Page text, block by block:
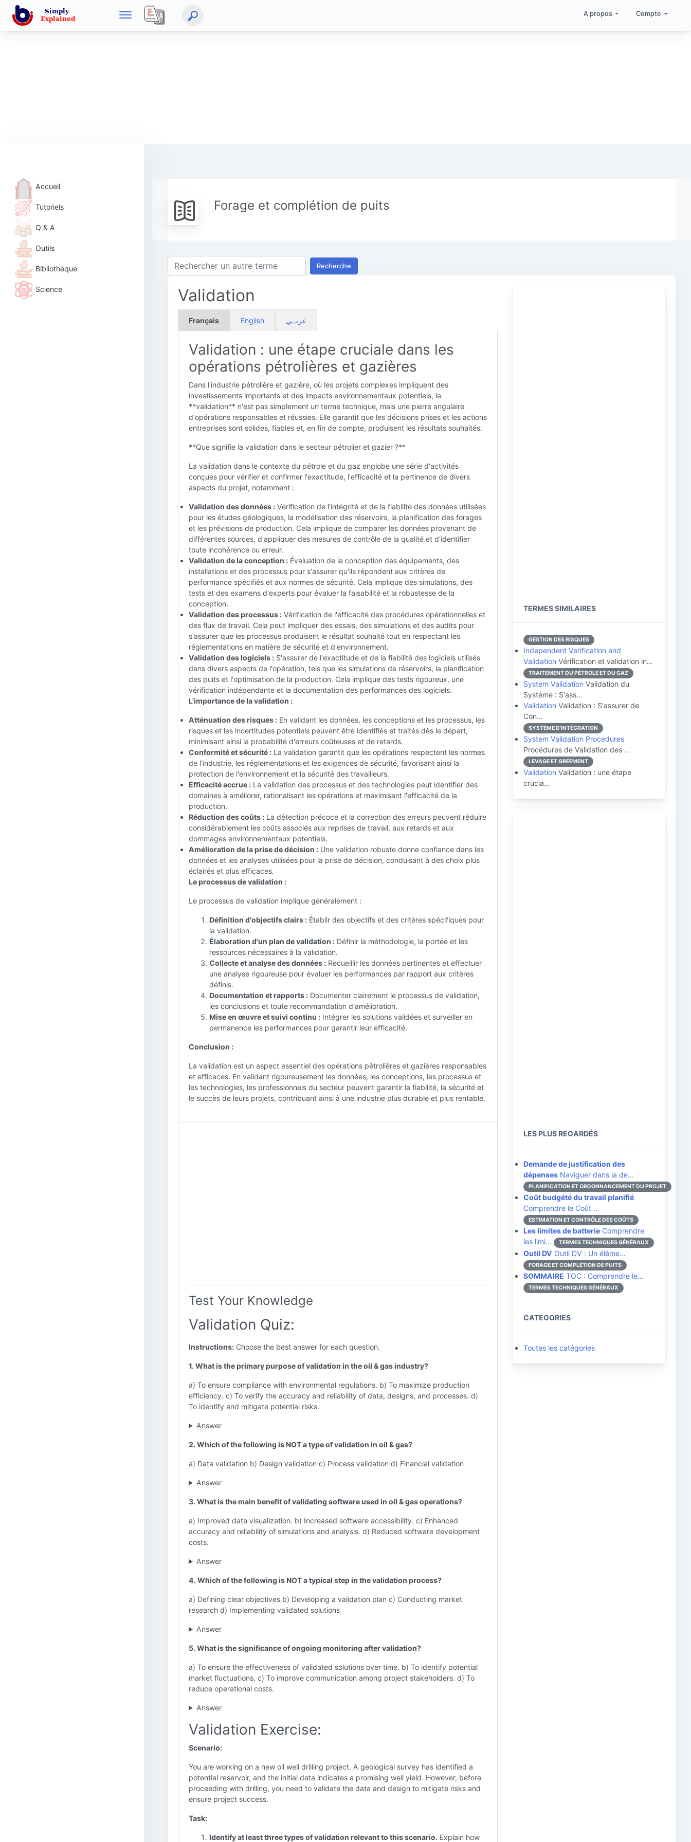
A propos Compte
Accueil
Tutoriels
Q & A
Outils
Bibliothèque
Science
Forage et complétion de puits
Recherche
Validation
Français English عربــي
Validation : une étape cruciale dans les
opérations pétrolières et gazières
Dans l'industrie pétrolière et gazière, où les projets complexes impliquent des
investissements importants et des impacts environnementaux potentiels, la
**validation** n'est pas simplement un terme technique, mais une pierre angulaire
d'opérations responsables et réussies. Elle garantit que les décisions prises et les actions
entreprises sont solides, fiables et, en fin de compte, produisent les résultats souhaités.
**Que signifie la validation dans le secteur pétrolier et gazier ?**
La validation dans le contexte du pétrole et du gaz englobe une série d'activités
conçues pour vérifier et confirmer l'exactitude, l'efficacité et la pertinence de divers
aspects du projet, notamment :
Validation des données : Vérification de l'intégrité et de la fiabilité des données utilisées
pour les études géologiques, la modélisation des réservoirs, la planification des forages
et les prévisions de production. Cela implique de comparer les données provenant de
différentes sources, d'appliquer des mesures de contrôle de la qualité et d'identifier
toute incohérence ou erreur.
Validation de la conception : Évaluation de la conception des équipements, des
installations et des processus pour s'assurer qu'ils répondent aux critères de
performance spécifiés et aux normes de sécurité. Cela implique des simulations, des
tests et des examens d'experts pour évaluer la faisabilité et la robustesse de la
conception.
Validation des processus : Vérification de l'efficacité des procédures opérationnelles et
des flux de travail. Cela peut impliquer des essais, des simulations et des audits pour
s'assurer que les processus produisent le résultat souhaité tout en respectant les
réglementations en matière de sécurité et d'environnement.
Validation des logiciels : S'assurer de l'exactitude et de la fiabilité des logiciels utilisés
dans divers aspects de l'opération, tels que les simulations de réservoirs, la planification
des puits et l'optimisation de la production. Cela implique des tests rigoureux, une
vérification indépendante et la documentation des performances des logiciels.
L'importance de la validation :
Atténuation des risques : En validant les données, les conceptions et les processus, les
risques et les incertitudes potentiels peuvent être identifiés et traités dès le départ,
minimisant ainsi la probabilité d'erreurs coûteuses et de retards.
Conformité et sécurité : La validation garantit que les opérations respectent les normes
de l'industrie, les réglementations et les exigences de sécurité, favorisant ainsi la
protection de l'environnement et la sécurité des travailleurs.
Efficacité accrue : La validation des processus et des technologies peut identifier des
domaines à améliorer, rationalisant les opérations et maximisant l'efficacité de la
production.
Réduction des coûts : La détection précoce et la correction des erreurs peuvent réduire
considérablement les coûts associés aux reprises de travail, aux retards et aux
dommages environnementaux potentiels.
Amélioration de la prise de décision : Une validation robuste donne confiance dans les
données et les analyses utilisées pour la prise de décision, conduisant à des choix plus
éclairés et plus efficaces.
Le processus de validation :
Le processus de validation implique généralement :
Définition d'objectifs clairs : Établir des objectifs et des critères spécifiques pour
la validation.
Élaboration d'un plan de validation : Définir la méthodologie, la portée et les
ressources nécessaires à la validation.
Collecte et analyse des données : Recueillir les données pertinentes et effectuer
une analyse rigoureuse pour évaluer les performances par rapport aux critères
définis.
Documentation et rapports : Documenter clairement le processus de validation,
les conclusions et toute recommandation d'amélioration.
Mise en œuvre et suivi continu : Intégrer les solutions validées et surveiller en
permanence les performances pour garantir leur efficacité.
Conclusion :
La validation est un aspect essentiel des opérations pétrolières et gazières responsables
et efficaces. En validant rigoureusement les données, les conceptions, les processus et
les technologies, les professionnels du secteur peuvent garantir la fiabilité, la sécurité et
le succès de leurs projets, contribuant ainsi à une industrie plus durable et plus rentable.
Test Your Knowledge
Validation Quiz:
Instructions: Choose the best answer for each question.
1. What is the primary purpose of validation in the oil & gas industry?
a) To ensure compliance with environmental regulations. b) To maximize production
efficiency. c) To verify the accuracy and reliability of data, designs, and processes. d)
To identify and mitigate potential risks.
Answer
2. Which of the following is NOT a type of validation in oil & gas?
a) Data validation b) Design validation c) Process validation d) Financial validation
Answer
3. What is the main benefit of validating software used in oil & gas operations?
a) Improved data visualization. b) Increased software accessibility. c) Enhanced
accuracy and reliability of simulations and analysis. d) Reduced software development
costs.
Answer
4. Which of the following is NOT a typical step in the validation process?
a) Defining clear objectives b) Developing a validation plan c) Conducting market
research d) Implementing validated solutions
Answer
5. What is the significance of ongoing monitoring after validation?
a) To ensure the effectiveness of validated solutions over time. b) To identify potential
market fluctuations. c) To improve communication among project stakeholders. d) To
reduce operational costs.
Answer
Validation Exercise:
Scenario:
You are working on a new oil well drilling project. A geological survey has identified a
potential reservoir, and the initial data indicates a promising well yield. However, before
proceeding with drilling, you need to validate the data and design to mitigate risks and
ensure project success.
Task:
Identify at least three types of validation relevant to this scenario. Explain how
TERMES SIMILAIRES
GESTION DES RISQUES
Independent Verification and
Validation Vérification et validation in…
TRAITEMENT DU PÉTROLE ET DU GAZ
System Validation Validation du
Système : S'ass…
Validation Validation : S'assurer de
Con…
SYSTEME D'INTÉGRATION
System Validation Procedures
Procédures de Validation des …
LEVAGE ET GRÉEMENT
Validation Validation : une étape
crucia…
LES PLUS REGARDÉS
Demande de justification des
dépenses Naviguer dans la de…
PLANIFICATION ET ORDONNANCEMENT DU PROJET
Coût budgété du travail planifié
Comprendre le Coût …
ESTIMATION ET CONTRÔLE DES COÛTS
Les limites de batterie Comprendre
les limi…
TERMES TECHNIQUES GÉNÉRAUX
Outil DV Outil DV : Un éléme…
FORAGE ET COMPLÉTION DE PUITS
SOMMAIRE TOC : Comprendre le…
TERMES TECHNIQUES GÉNÉRAUX
CATEGORIES
Toutes les catégories